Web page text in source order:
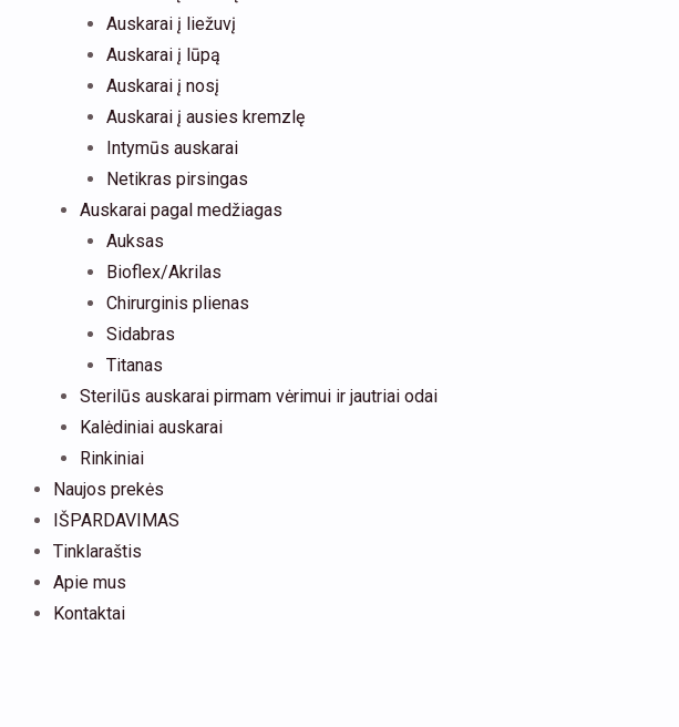
Auskarai į liežuvį
Auskarai į lūpą
Auskarai į nosį
Auskarai į ausies kremzlę
Intymūs auskarai
Netikras pirsingas
Auskarai pagal medžiagas
Auksas
Bioflex/Akrilas
Chirurginis plienas
Sidabras
Titanas
Sterilūs auskarai pirmam vėrimui ir jautriai odai
Kalėdiniai auskarai
Rinkiniai
Naujos prekės
IŠPARDAVIMAS
Tinklaraštis
Apie mus
Kontaktai